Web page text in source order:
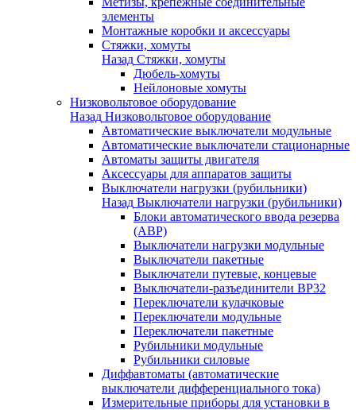
элементы
Монтажные коробки и аксессуары
Стяжки, хомуты
Назад Стяжки, хомуты
Дюбель-хомуты
Нейлоновые хомуты
Низковольтовое оборудование
Назад Низковольтовое оборудование
Автоматические выключатели модульные
Автоматические выключатели стационарные
Автоматы защиты двигателя
Аксессуары для аппаратов защиты
Выключатели нагрузки (рубильники)
Назад Выключатели нагрузки (рубильники)
Блоки автоматического ввода резерва
(АВР)
Выключатели нагрузки модульные
Выключатели пакетные
Выключатели путевые, концевые
Выключатели-разъединители ВР32
Переключатели кулачковые
Переключатели модульные
Переключатели пакетные
Рубильники модульные
Рубильники силовые
Диффавтоматы (автоматические
выключатели дифференциального тока)
Измерительные приборы для установки в